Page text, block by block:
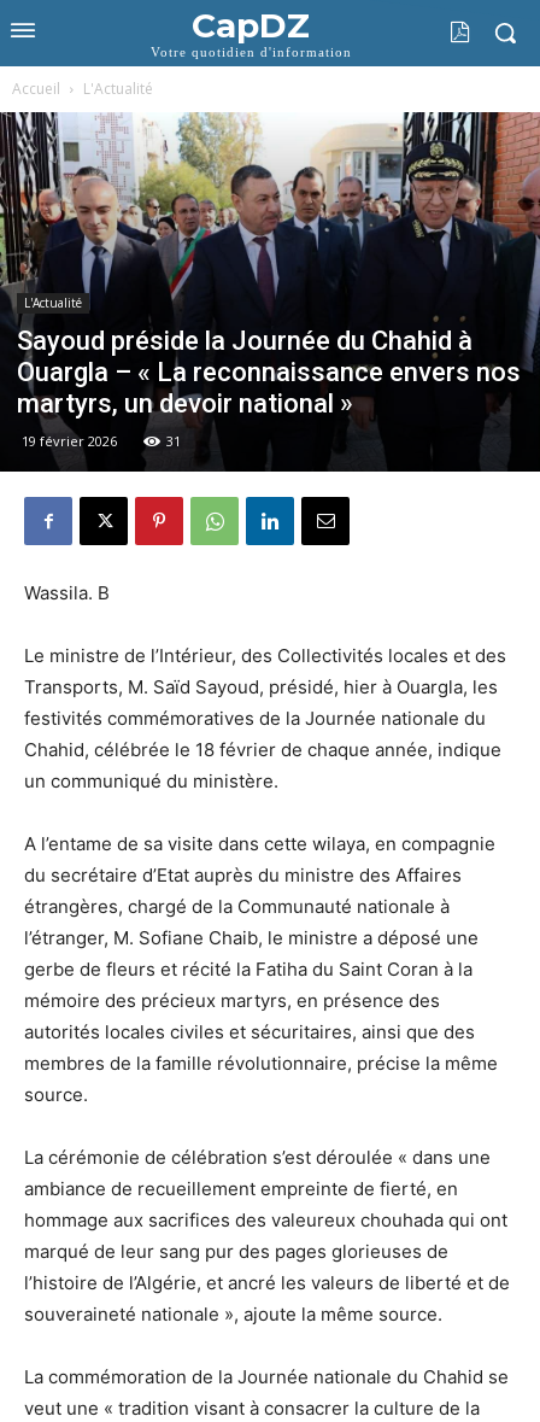
CapDZ
Votre quotidien d'information
Accueil L'Actualité
L'Actualité
Sayoud préside la Journée du Chahid à
Ouargla – « La reconnaissance envers nos
martyrs, un devoir national »
19 février 2026 31
Wassila. B
Le ministre de l’Intérieur, des Collectivités locales et des
Transports, M. Saïd Sayoud, présidé, hier à Ouargla, les
festivités commémoratives de la Journée nationale du
Chahid, célébrée le 18 février de chaque année, indique
un communiqué du ministère.
A l’entame de sa visite dans cette wilaya, en compagnie
du secrétaire d’Etat auprès du ministre des Affaires
étrangères, chargé de la Communauté nationale à
l’étranger, M. Sofiane Chaib, le ministre a déposé une
gerbe de fleurs et récité la Fatiha du Saint Coran à la
mémoire des précieux martyrs, en présence des
autorités locales civiles et sécuritaires, ainsi que des
membres de la famille révolutionnaire, précise la même
source.
La cérémonie de célébration s’est déroulée « dans une
ambiance de recueillement empreinte de fierté, en
hommage aux sacrifices des valeureux chouhada qui ont
marqué de leur sang pur des pages glorieuses de
l’histoire de l’Algérie, et ancré les valeurs de liberté et de
souveraineté nationale », ajoute la même source.
La commémoration de la Journée nationale du Chahid se
veut une « tradition visant à consacrer la culture de la